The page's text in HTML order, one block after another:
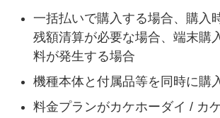
一括払いで購入する場合、購入
残額清算が必要な場合、端末購
料が発生する場合
機種本体と付属品等を同時に購
料金プランがカケホーダイ / カ